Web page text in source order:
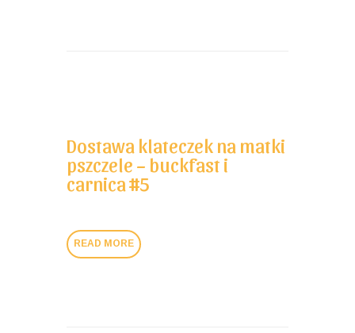
Dostawa klateczek na matki
pszczele – buckfast i
carnica #5
READ MORE